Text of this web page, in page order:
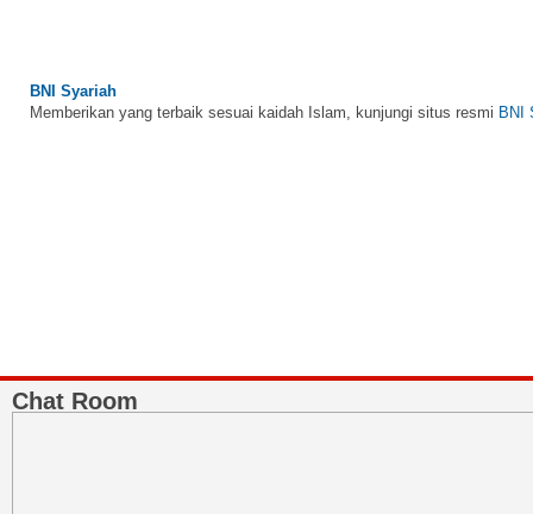
BNI Syariah
Memberikan yang terbaik sesuai kaidah Islam, kunjungi situs resmi BNI
Chat Room